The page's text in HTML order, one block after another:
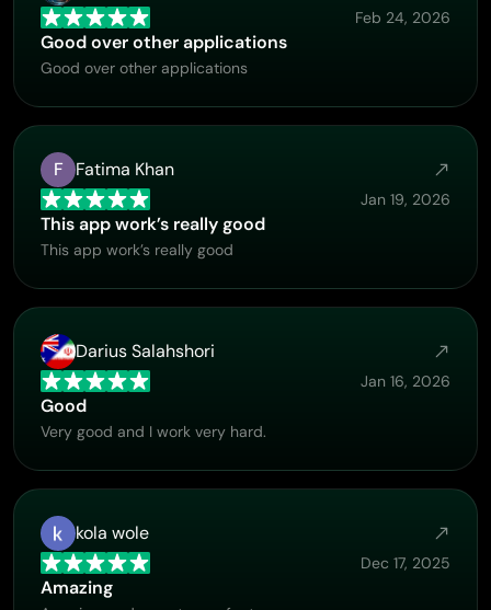
Feb 24, 2026
Good over other applications
Good over other applications
F Fatima Khan
Jan 19, 2026
This app work’s really good
This app work’s really good
Darius Salahshori
Jan 16, 2026
Good
Very good and I work very hard.
kola wole
Dec 17, 2025
Amazing